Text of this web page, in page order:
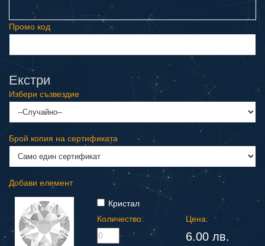
Промо код
Екстри
Избери съзвездие
Брой копия на сертификата
Добави елемент
Кристал
Количество:
Цена:
6.00 лв.